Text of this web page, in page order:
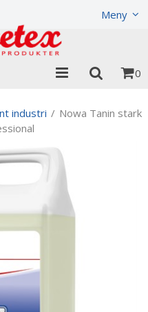
Meny
0
industri / Nowa Tanin stark